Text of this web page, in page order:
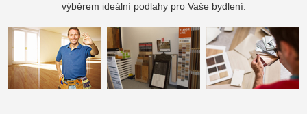
výběrem ideální podlahy pro Vaše bydlení.